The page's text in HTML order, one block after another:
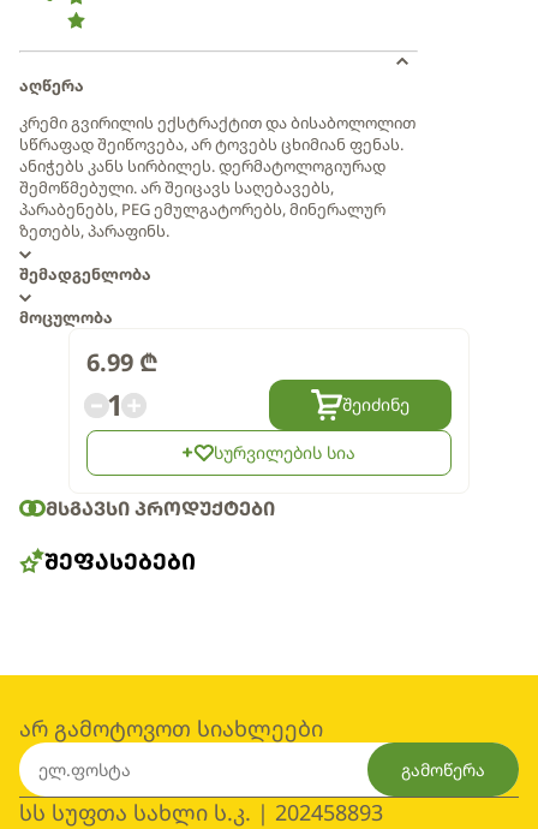
აღწერა
კრემი გვირილის ექსტრაქტით და ბისაბოლოლით
სწრაფად შეიწოვება, არ ტოვებს ცხიმიან ფენას.
ანიჭებს კანს სირბილეს. დერმატოლოგიურად
შემოწმებული. არ შეიცავს საღებავებს,
პარაბენებს, PEG ემულგატორებს, მინერალურ
ზეთებს, პარაფინს.
შემადგენლობა
მოცულობა
6.99 ₾
1 შეიძინე
სურვილების სია
ᲛᲡᲒᲐᲕᲡᲘ ᲞᲠᲝᲓᲣᲥᲢᲔᲑᲘ
ᲨᲔᲤᲐᲡᲔᲑᲔᲑᲘ
არ გამოტოვოთ სიახლეები
გამოწერა
სს სუფთა სახლი ს.კ. | 202458893